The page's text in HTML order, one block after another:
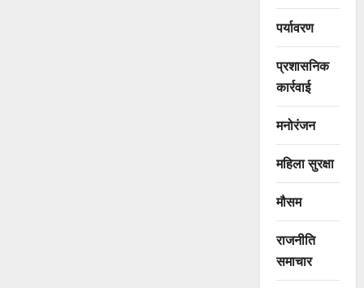
पर्यावरण
प्रशासनिक
कार्रवाई
मनोरंजन
महिला सुरक्षा
मौसम
राजनीति
समाचार